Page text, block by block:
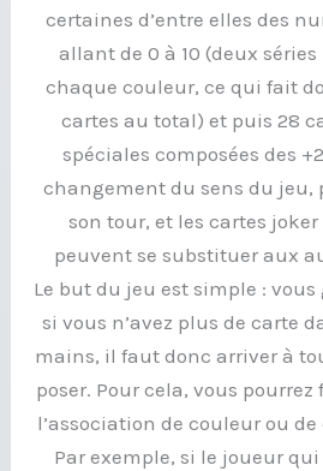
certaines d’entre elles des
allant de 0 à 10 (deux séries
chaque couleur, ce qui fait
cartes au total) et puis 28
spéciales composées des
changement du sens du jeu,
son tour, et les cartes joker
peuvent se substituer aux
Le but du jeu est simple : vous
si vous n’avez plus de carte
mains, il faut donc arriver à
poser. Pour cela, vous pourrez
l’association de couleur ou de
Par exemple, si le joueur qui